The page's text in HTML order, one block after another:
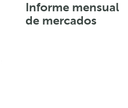
Informe mensual
de mercados